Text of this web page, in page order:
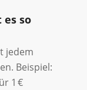
es so
jedem
Beispiel:
1 €